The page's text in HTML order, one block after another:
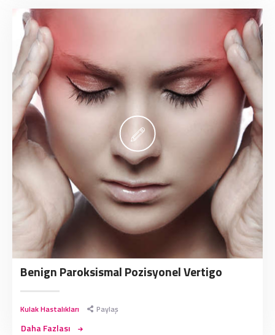
Benign Paroksismal Pozisyonel Vertigo
Kulak Hastalıkları Paylaş
Daha Fazlası